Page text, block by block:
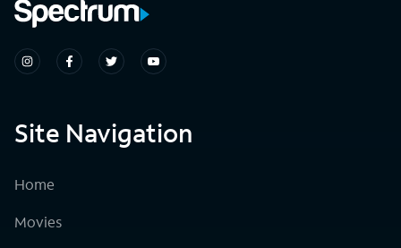
Site Navigation
Home
Movies